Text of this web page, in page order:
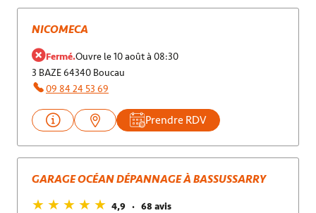
NICOMECA
Fermé.Ouvre le 10 août à 08:30
3 BAZE 64340 Boucau
09 84 24 53 69
Prendre RDV
GARAGE OCÉAN DÉPANNAGE À BASSUSSARRY
4,9
68 avis